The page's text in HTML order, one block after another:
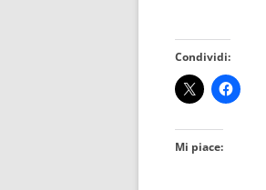
Condividi:
Mi piace: